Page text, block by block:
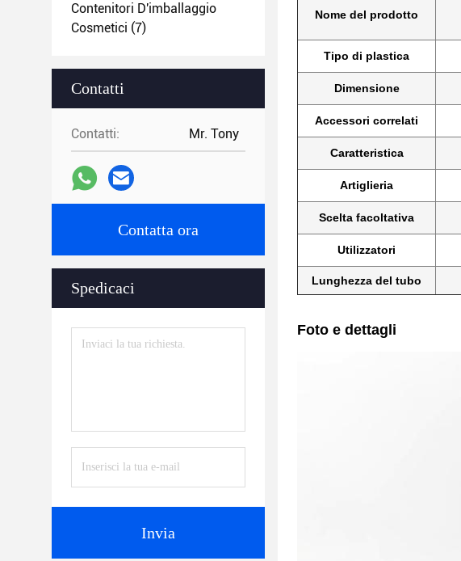
Contenitori D'imballaggio
Cosmetici (7)
Contatti
Contatti: Mr. Tony
Contatta ora
Spedicaci
Invia
Nome del prodotto
Tipo di plastica
Dimensione
Accessori correlati
Caratteristica
Artiglieria
Scelta facoltativa
Utilizzatori
Lunghezza del tubo
Foto e dettagli